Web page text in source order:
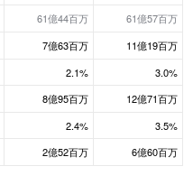
61億44百万 61億57百万
7億63百万 11億19百万
2.1% 3.0%
8億95百万 12億71百万
2.4% 3.5%
2億52百万 6億60百万